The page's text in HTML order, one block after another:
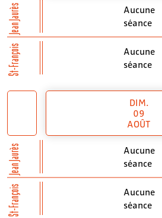
Jean Jaurès
St-François
Aucune
séance
Aucune
séance
Jean Jaurès
St-François
DIM.
09
AOÛT
Aucune
séance
Aucune
séance